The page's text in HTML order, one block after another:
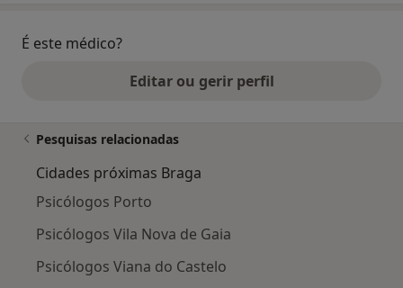
É este médico?
Editar ou gerir perfil
Pesquisas relacionadas
Cidades próximas Braga
Psicólogos Porto
Psicólogos Vila Nova de Gaia
Psicólogos Viana do Castelo